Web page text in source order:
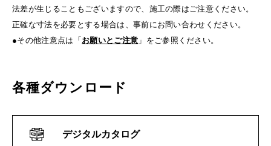
法差が生じることもございますので、施工の際はご注意ください。
正確な寸法を必要とする場合は、事前にお問い合わせください。
●その他注意点は「お願いとご注意 」をご参照ください。
各種ダウンロード
デジタルカタログ